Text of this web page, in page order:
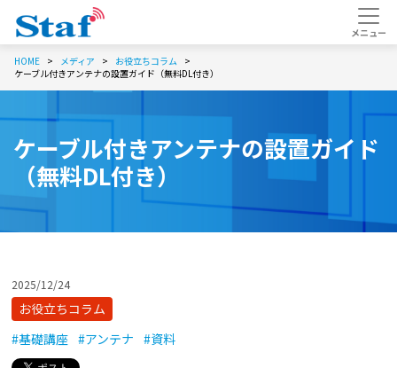
HOME メディア
お役立ちコラム
ケーブル付きアンテナの設置ガイド（無料DL付き）
ケーブル付きアンテナの設置ガイド
（無料DL付き）
2025/12/24
お役立ちコラム
#基礎講座 #アンテナ #資料